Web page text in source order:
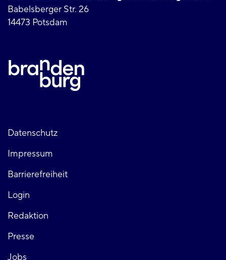
Babelsberger Str. 26
14473 Potsdam
Fußzeile
links
Datenschutz
Impressum
Barrierefreiheit
Login
Fußzeile
rechts
Redaktion
Presse
Jobs